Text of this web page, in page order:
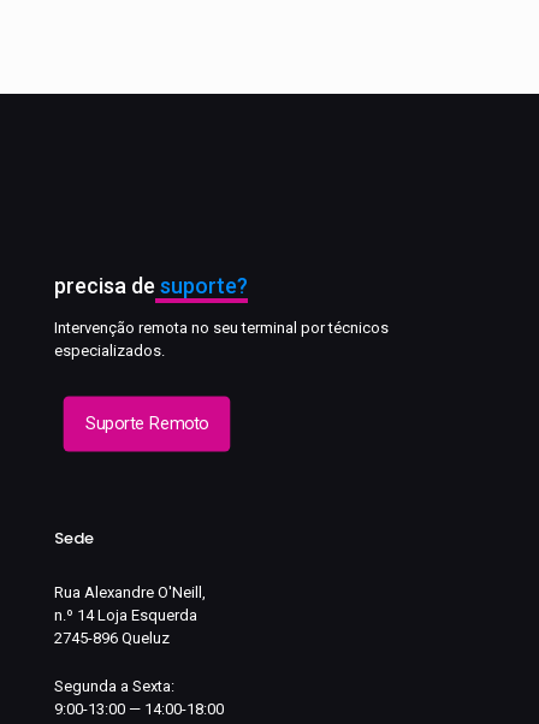
precisa de suporte?
Intervenção remota no seu terminal por técnicos
especializados.
Suporte Remoto
Sede
Rua Alexandre O'Neill,
n.º 14 Loja Esquerda
2745-896 Queluz
Segunda a Sexta:
9:00-13:00 — 14:00-18:00